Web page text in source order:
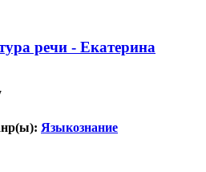
речи - Екатерина
Языкознание